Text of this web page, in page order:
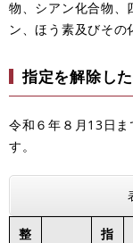
物、シアン化合物、
ン、ほう素及びその
指定を解除し
令和６年８月13日
す。
整
指